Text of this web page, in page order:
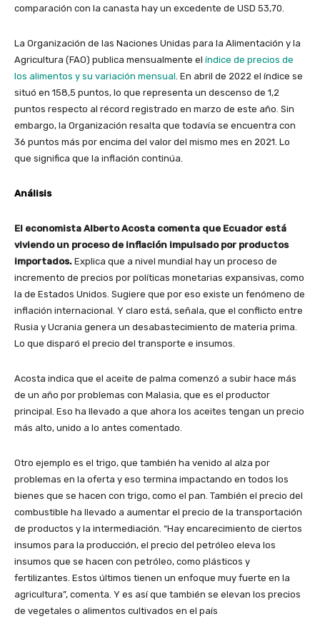
comparación con la canasta hay un excedente de USD 53,70.
La Organización de las Naciones Unidas para la Alimentación y la
Agricultura (FAO) publica mensualmente el índice de precios de
los alimentos y su variación mensual. En abril de 2022 el índice se
situó en 158,5 puntos, lo que representa un descenso de 1,2
puntos respecto al récord registrado en marzo de este año. Sin
embargo, la Organización resalta que todavía se encuentra con
36 puntos más por encima del valor del mismo mes en 2021. Lo
que significa que la inflación continúa.
Análisis
El economista Alberto Acosta comenta que Ecuador está
viviendo un proceso de inflación impulsado por productos
importados. Explica que a nivel mundial hay un proceso de
incremento de precios por políticas monetarias expansivas, como
la de Estados Unidos. Sugiere que por eso existe un fenómeno de
inflación internacional. Y claro está, señala, que el conflicto entre
Rusia y Ucrania genera un desabastecimiento de materia prima.
Lo que disparó el precio del transporte e insumos.
Acosta indica que el aceite de palma comenzó a subir hace más
de un año por problemas con Malasia, que es el productor
principal. Eso ha llevado a que ahora los aceites tengan un precio
más alto, unido a lo antes comentado.
Otro ejemplo es el trigo, que también ha venido al alza por
problemas en la oferta y eso termina impactando en todos los
bienes que se hacen con trigo, como el pan. También el precio del
combustible ha llevado a aumentar el precio de la transportación
de productos y la intermediación. “Hay encarecimiento de ciertos
insumos para la producción, el precio del petróleo eleva los
insumos que se hacen con petróleo, como plásticos y
fertilizantes. Estos últimos tienen un enfoque muy fuerte en la
agricultura”, comenta. Y es así que también se elevan los precios
de vegetales o alimentos cultivados en el país